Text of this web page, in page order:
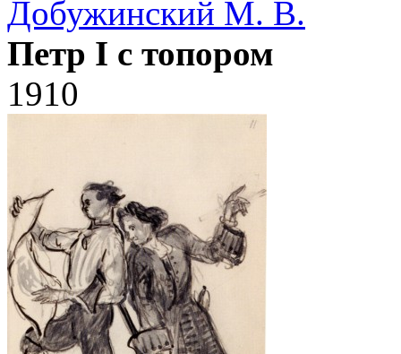
Добужинский М. В.
Петр I с топором
1910